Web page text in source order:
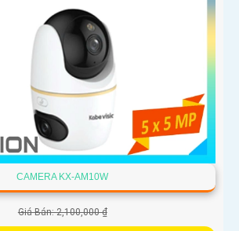
CAMERA KX-AM10W
Giá Bán: 2,100,000 ₫